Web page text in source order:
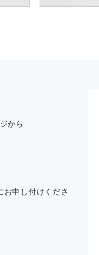
から
申し付けくださ